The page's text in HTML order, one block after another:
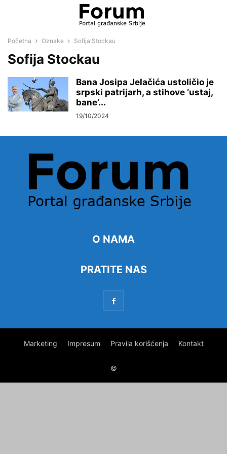
Početna Oznake Sofija Stockau
Sofija Stockau
Bana Josipa Jelačića ustoličio je
srpski patrijarh, a stihove ‘ustaj,
bane’...
19/10/2024
O NAMA
PRATITE NAS
Marketing Impresum Pravila korišćenja Kontakt
©